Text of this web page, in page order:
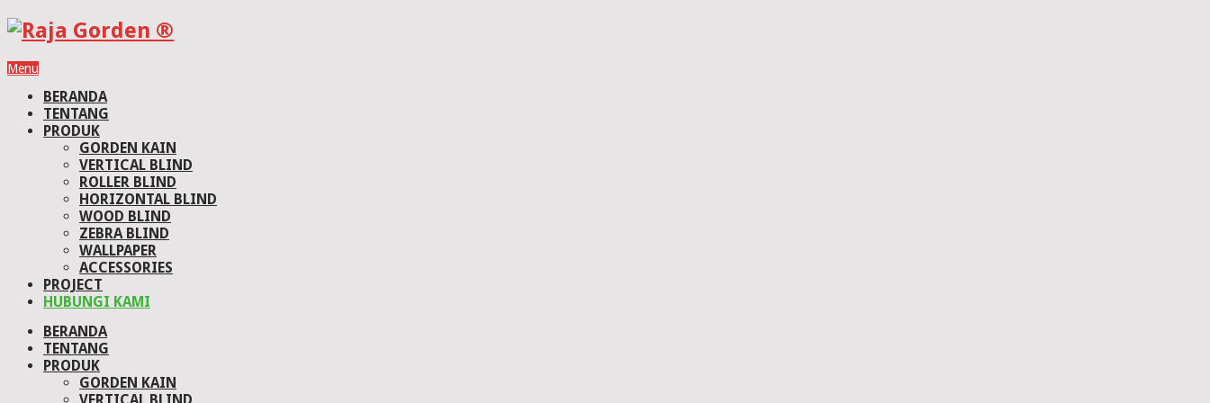
Menu
BERANDA
TENTANG
PRODUK
GORDEN KAIN
VERTICAL BLIND
ROLLER BLIND
HORIZONTAL BLIND
WOOD BLIND
ZEBRA BLIND
WALLPAPER
ACCESSORIES
PROJECT
HUBUNGI KAMI
BERANDA
TENTANG
PRODUK
GORDEN KAIN